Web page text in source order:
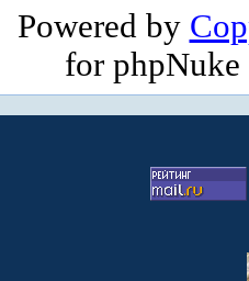
Powered by
for